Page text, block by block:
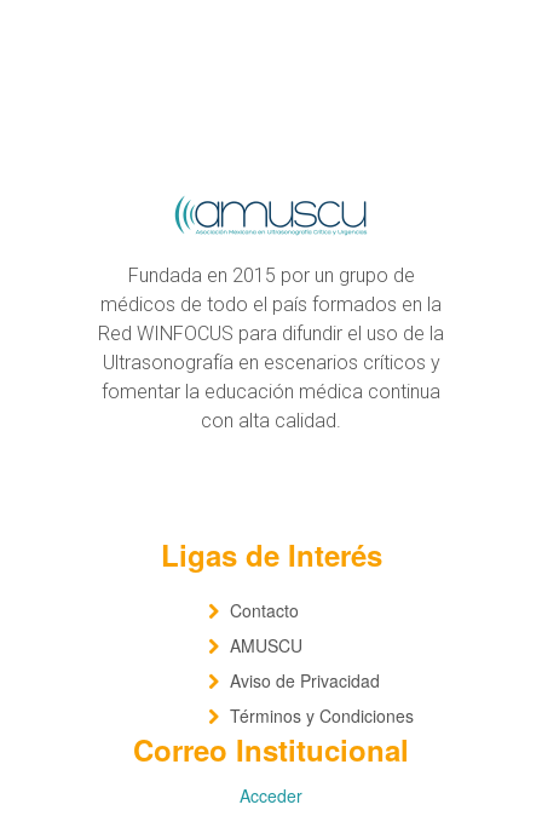
Fundada en 2015 por un grupo de
médicos de todo el país formados en la
Red WINFOCUS para difundir el uso de la
Ultrasonografía en escenarios críticos y
fomentar la educación médica continua
con alta calidad.
Ligas de Interés
Contacto
AMUSCU
Aviso de Privacidad
Términos y Condiciones
Correo Institucional
Acceder